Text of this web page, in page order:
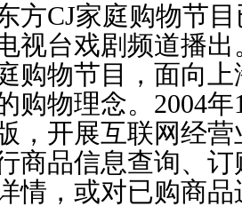
方CJ家庭购物节
视台戏剧频道播
购物节目，面向
购物理念。2004
，开展互联网经
商品信息查询、
情，或对已购商